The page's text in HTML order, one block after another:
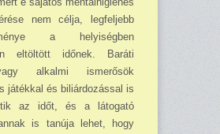
nem célja, legfeljebb
a helyiségben
eltöltött időnek. Baráti
alkalmi ismerősök
játékkal és biliárdozással is
az időt, és a látogató
is tanúja lehet, hogy